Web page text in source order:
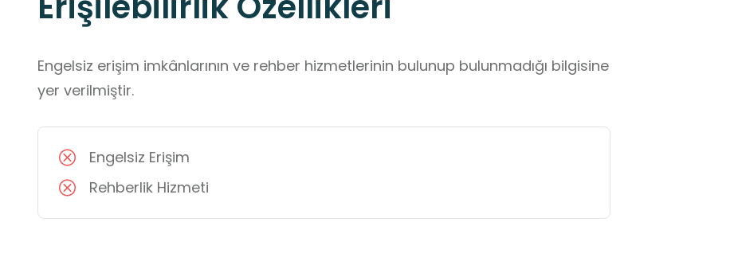
Engelsiz erişim imkânlarının ve rehber hizmetlerinin bulunup bulunmadığı bilgisine
yer verilmiştir.
Engelsiz Erişim
Rehberlik Hizmeti